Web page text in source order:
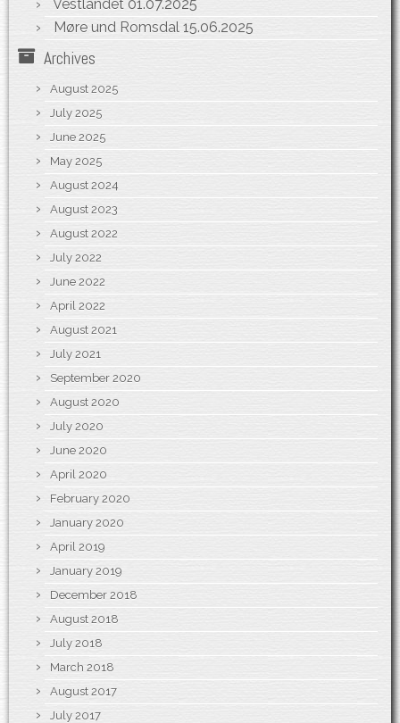
Vestlandet 01.07.2025
Møre und Romsdal 15.06.2025
Archives
August 2025
July 2025
June 2025
May 2025
August 2024
August 2023
August 2022
July 2022
June 2022
April 2022
August 2021
July 2021
September 2020
August 2020
July 2020
June 2020
April 2020
February 2020
January 2020
April 2019
January 2019
December 2018
August 2018
July 2018
March 2018
August 2017
July 2017